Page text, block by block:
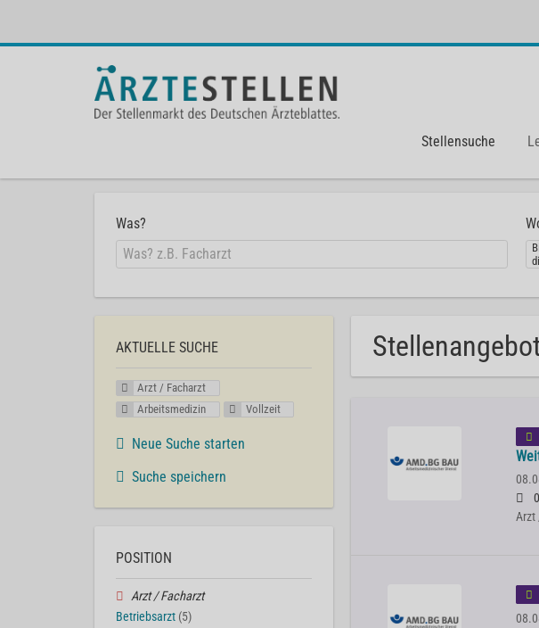
Stellensuche
Was?
Arzt
AKTUELLE SUCHE
Arzt / Facharzt
Arbeitsmedizin
Vollzeit
Neue Suche starten
Suche speichern
POSITION
Arzt / Facharzt
Betriebsarzt (5)